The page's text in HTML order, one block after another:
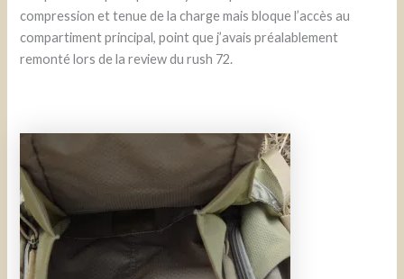
compression et tenue de la charge mais bloque l’accès au
compartiment principal, point que j’avais préalablement
remonté lors de la review du rush 72.